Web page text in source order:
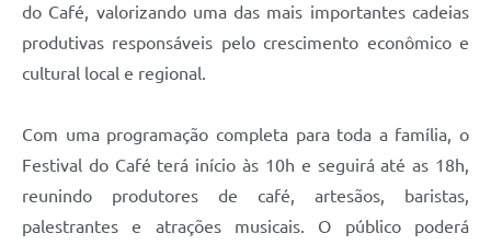
do Café, valorizando uma das mais importantes cadeias
produtivas responsáveis pelo crescimento econômico e
cultural local e regional.
Com uma programação completa para toda a família, o
Festival do Café terá início às 10h e seguirá até as 18h,
reunindo produtores de café, artesãos, baristas,
palestrantes e atrações musicais. O público poderá